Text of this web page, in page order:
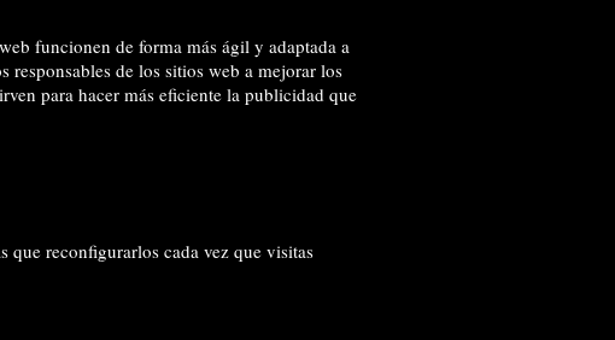
funcionen de forma más ágil y adaptada a
responsables de los sitios web a mejorar los
para hacer más eficiente la publicidad que
que reconfigurarlos cada vez que visitas